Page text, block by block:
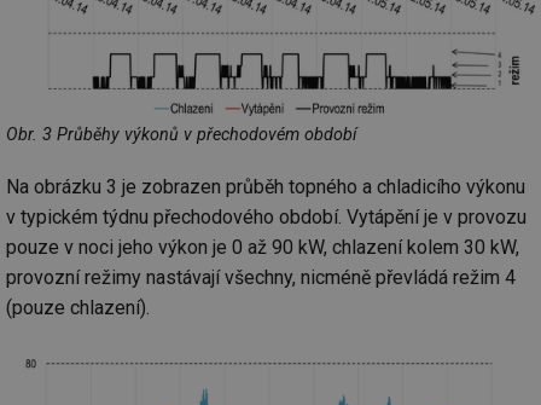
Obr. 3 Průběhy výkonů v přechodovém období
Na obrázku 3 je zobrazen průběh topného a chladicího výkonu
v typickém týdnu přechodového období. Vytápění je v provozu
pouze v noci jeho výkon je 0 až 90 kW, chlazení kolem 30 kW,
provozní režimy nastávají všechny, nicméně převládá režim 4
(pouze chlazení).